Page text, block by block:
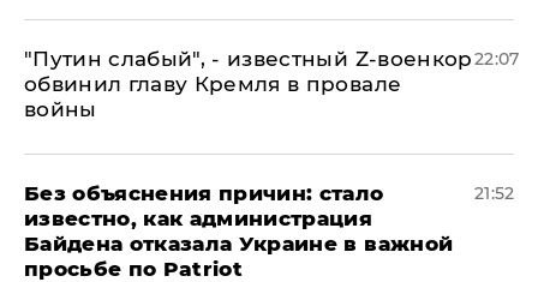
​"Путин слабый", - известный Z-военкор
обвинил главу Кремля в провале
войны
22:07
Без объяснения причин: стало
известно, как администрация
Байдена отказала Украине в важной
просьбе по Patriot
21:52